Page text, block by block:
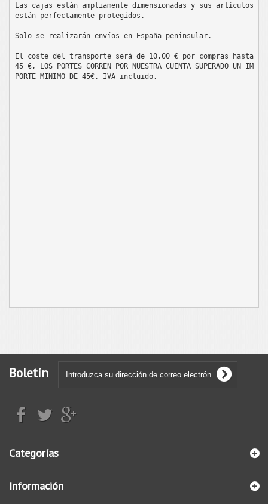
Las cajas están ampliamente dimensionadas y sus artículos
están perfectamente protegidos.
Solo se realizarán envíos en España peninsular.
El coste del transporte será de 10,00 € por compras hasta
45 €, LOS PORTES CORREN POR NUESTRA CUENTA SUPERADO UN IM
PORTE MINIMO DE 45€. IVA incluido.
Boletín
Categorías
Información